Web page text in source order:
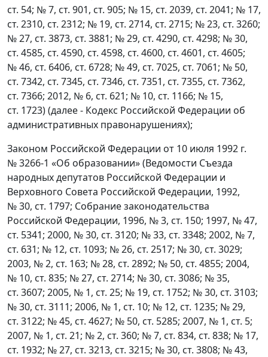
ст. 54; № 7, ст. 901, ст. 905; № 15, ст. 2039, ст. 2041; № 17,
ст. 2310, ст. 2312; № 19, ст. 2714, ст. 2715; № 23, ст. 3260;
№ 27, ст. 3873, ст. 3881; № 29, ст. 4290, ст. 4298; № 30,
ст. 4585, ст. 4590, ст. 4598, ст. 4600, ст. 4601, ст. 4605;
№ 46, ст. 6406, ст. 6728; № 49, ст. 7025, ст. 7061; № 50,
ст. 7342, ст. 7345, ст. 7346, ст. 7351, ст. 7355, ст. 7362,
ст. 7366; 2012, № 6, ст. 621; № 10, ст. 1166; № 15,
ст. 1723) (далее - Кодекс Российской Федерации об
административных правонарушениях);
Законом Российской Федерации от 10 июля 1992 г.
№ 3266-1 «Об образовании» (Ведомости Съезда
народных депутатов Российской Федерации и
Верховного Совета Российской Федерации, 1992,
№ 30, ст. 1797; Собрание законодательства
Российской Федерации, 1996, № 3, ст. 150; 1997, № 47,
ст. 5341; 2000, № 30, ст. 3120; № 33, ст. 3348; 2002, № 7,
ст. 631; № 12, ст. 1093; № 26, ст. 2517; № 30, ст. 3029;
2003, № 2, ст. 163; № 28, ст. 2892; № 50, ст. 4855; 2004,
№ 10, ст. 835; № 27, ст. 2714; № 30, ст. 3086; № 35,
ст. 3607; 2005, № 1, ст. 25; № 19, ст. 1752; № 30, ст. 3103;
№ 30, ст. 3111; 2006, № 1, ст. 10; № 12, ст. 1235; № 29,
ст. 3122; № 45, ст. 4627; № 50, ст. 5285; 2007, № 1, ст. 5;
2007, № 1, ст. 21; № 2, ст. 360; № 7, ст. 834, ст. 838; № 17,
ст. 1932; № 27, ст. 3213, ст. 3215; № 30, ст. 3808; № 43,